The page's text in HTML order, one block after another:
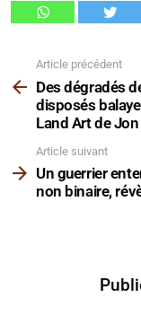
plus
Article précédent
Des dégradés
disposés
Land Art de
Article suivant
Un guerrier
non binaire,